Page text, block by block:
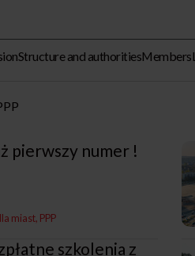
Structure and authoritiesMembers
pierwszy numer !
miast PPP
szkolenia z